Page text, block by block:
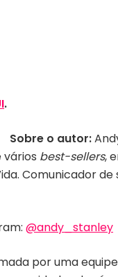
.
Sobre o autor:
vários best-sellers,
Comunicador
@andy_stanley
por uma